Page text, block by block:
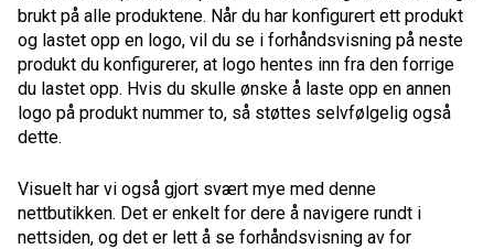
brukt på alle produktene. Når du har konfigurert ett produkt
og lastet opp en logo, vil du se i forhåndsvisning på neste
produkt du konfigurerer, at logo hentes inn fra den forrige
du lastet opp. Hvis du skulle ønske å laste opp en annen
logo på produkt nummer to, så støttes selvfølgelig også
dette.
Visuelt har vi også gjort svært mye med denne
nettbutikken. Det er enkelt for dere å navigere rundt i
nettsiden, og det er lett å se forhåndsvisning av for